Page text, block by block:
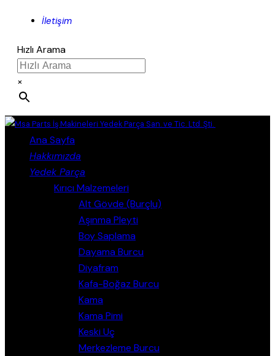
İletişim
Hızlı Arama
×
Ana Sayfa
Hakkımızda
Yedek Parça
Kırıcı Malzemeleri
Alt Gövde (Burçlu)
Aşınma Pleyti
Boy Saplama
Dayama Burcu
Diyafram
Kafa-Boğaz Burcu
Kama
Kama Pimi
Keski Uç
Merkezleme Burcu